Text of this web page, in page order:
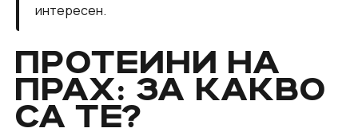
интересен.
ПРОТЕИНИ НА
ПРАХ: ЗА КАКВО
СА ТЕ?